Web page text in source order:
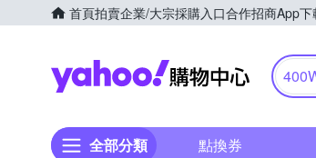
首頁拍賣企業/大宗採購入口合作招商App下
Yahoo購
全部分類 點換券